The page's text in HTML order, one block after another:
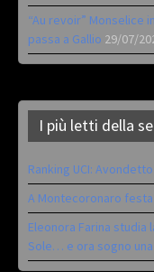
“Au revoir” Monselice
passa a Gallio 29/07/
I più letti della
Ranking UCI:
A Montecoronaro festa
Eleonora Farina studia
Sole… e ora sogno